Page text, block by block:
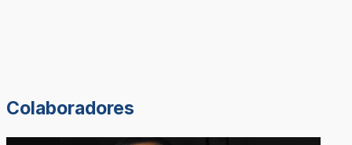
Colaboradores